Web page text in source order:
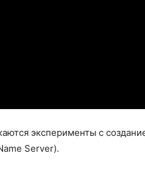
эксперименты с
Server).